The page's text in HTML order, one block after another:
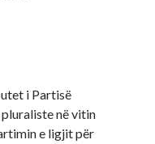
i Partisë
në vitin
e ligjit për